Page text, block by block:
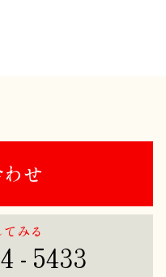
せ
みる
- 5433